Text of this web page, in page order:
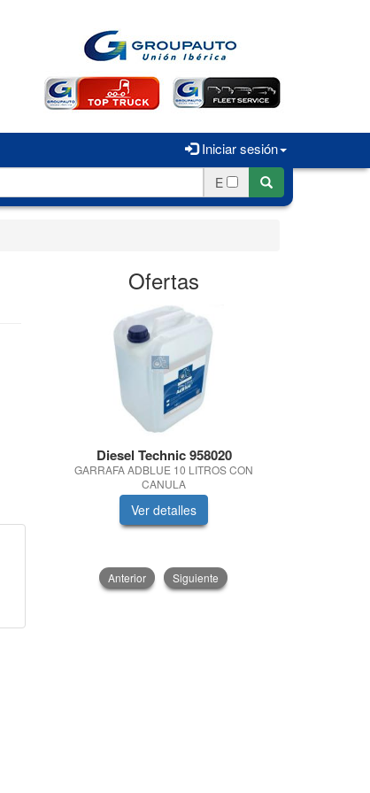
Iniciar sesión
E
Ofertas
Diesel Technic 958020
GARRAFA ADBLUE 10 LITROS CON
CANULA
Ver detalles
Anterior Siguiente